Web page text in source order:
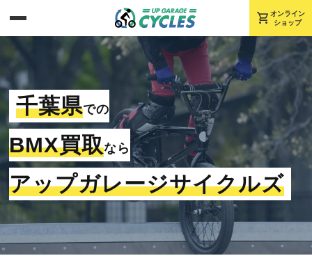
shopping_cart オンライン
ショップ
千葉県での
BMX買取なら
アップガレージサイクルズ